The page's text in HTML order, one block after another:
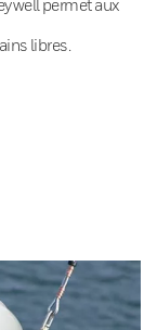
permet aux
libres.